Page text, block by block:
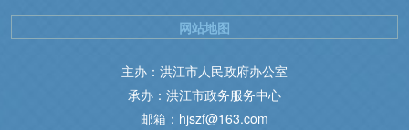
主办：洪江市人民政府办公室
承办：洪江市政务服务中心
邮箱：hjszf@163.com
网站地图